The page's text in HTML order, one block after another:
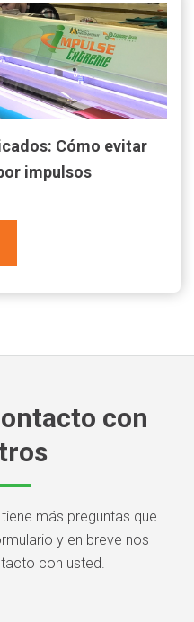
Cómo evitar
impulsos
con
más preguntas que
y en breve nos
con usted.